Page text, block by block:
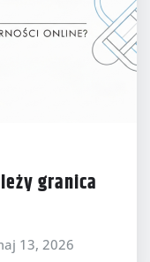
granica
13, 2026